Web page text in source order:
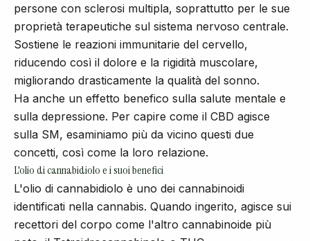
persone con sclerosi multipla, soprattutto per le sue
proprietà terapeutiche sul sistema nervoso centrale.
Sostiene le reazioni immunitarie del cervello,
riducendo così il dolore e la rigidità muscolare,
migliorando drasticamente la qualità del sonno.
Ha anche un effetto benefico sulla salute mentale e
sulla depressione. Per capire come il CBD agisce
sulla SM, esaminiamo più da vicino questi due
concetti, così come la loro relazione.
L'olio di cannabidiolo e i suoi benefici
L'olio di cannabidiolo è uno dei cannabinoidi
identificati nella cannabis. Quando ingerito, agisce sui
recettori del corpo come l'altro cannabinoide più